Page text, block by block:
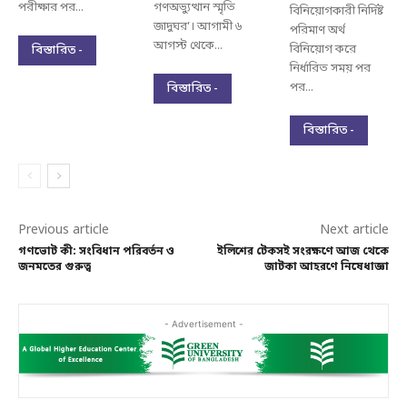
পরীক্ষার পর...
বিস্তারিত -
গণঅভ্যুত্থান স্মৃতি
জাদুঘর’। আগামী ৬
আগস্ট থেকে...
বিস্তারিত -
বিনিয়োগকারী নির্দিষ্ট
পরিমাণ অর্থ
বিনিয়োগ করে
নির্ধারিত সময় পর
পর...
বিস্তারিত -
Previous article
গণভোট কী: সংবিধান পরিবর্তন ও
জনমতের গুরুত্ব
Next article
ইলিশের টেকসই সংরক্ষণে আজ থেকে
জাটকা আহরণে নিষেধাজ্ঞা
- Advertisement -